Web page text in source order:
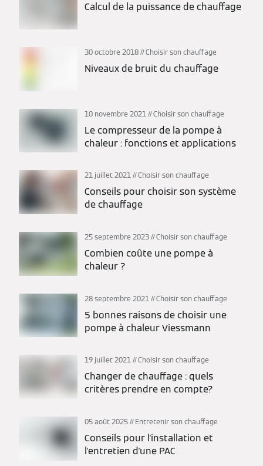
Calcul de la puissance de chauffage
30 octobre 2018 Choisir son chauffage
Niveaux de bruit du chauffage
10 novembre 2021 Choisir son chauffage
Le compresseur de la pompe à
chaleur : fonctions et applications
21 juillet 2021 Choisir son chauffage
Conseils pour choisir son système
de chauffage
25 septembre 2023 Choisir son chauffage
Combien coûte une pompe à
chaleur ?
28 septembre 2021 Choisir son chauffage
5 bonnes raisons de choisir une
pompe à chaleur Viessmann
19 juillet 2021 Choisir son chauffage
Changer de chauffage : quels
critères prendre en compte?
05 août 2025 Entretenir son chauffage
Conseils pour l'installation et
l'entretien d'une PAC